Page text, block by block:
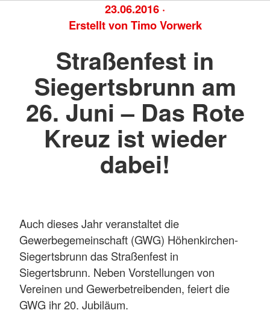
23.06.2016 ·
Erstellt von Timo Vorwerk
Straßenfest in
Siegertsbrunn am
26. Juni – Das Rote
Kreuz ist wieder
dabei!
Auch dieses Jahr veranstaltet die
Gewerbegemeinschaft (GWG) Höhenkirchen-
Siegertsbrunn das Straßenfest in
Siegertsbrunn. Neben Vorstellungen von
Vereinen und Gewerbetreibenden, feiert die
GWG ihr 20. Jubiläum.